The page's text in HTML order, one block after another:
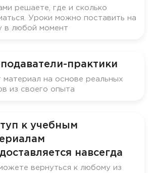
решаете, где и сколько
Уроки можно поставить на
в любой момент
практики
материал на основе реальных
из своего опыта
к учебным
навсегда
вернуться к любому из